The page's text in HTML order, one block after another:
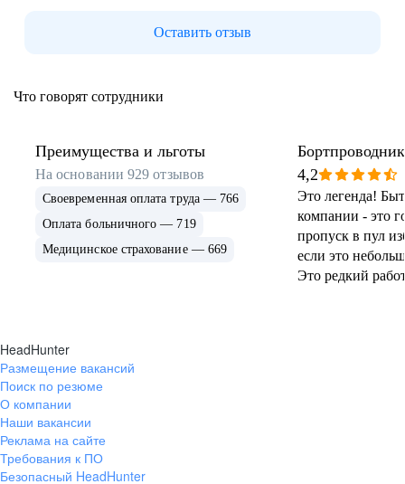
Оставить отзыв
Что говорят сотрудники
Преимущества и льготы
На основании929 отзывов
Своевременная оплата труда — 766
Оплата больничного — 719
Медицинское страхование — 669
Бортпроводник
4,2
Это легенда!
компании - это
пропуск в пул
если это
Это редкий
HeadHunter
Размещение вакансий
Поиск по резюме
О компании
Наши вакансии
Реклама на сайте
Требования к ПО
Безопасный HeadHunter